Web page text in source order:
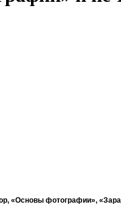
«Основы фотографии»,